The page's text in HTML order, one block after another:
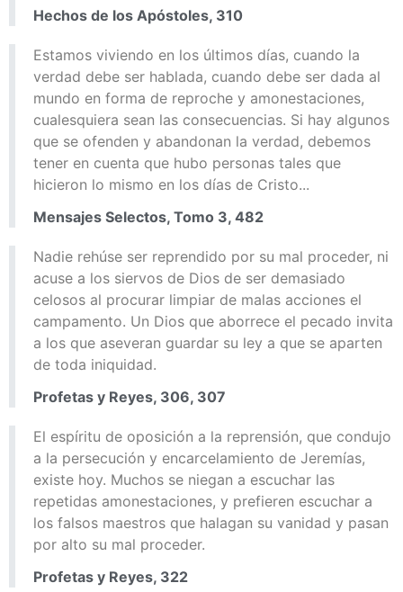
Hechos de los Apóstoles, 310
Estamos viviendo en los últimos días, cuando la
verdad debe ser hablada, cuando debe ser dada al
mundo en forma de reproche y amonestaciones,
cualesquiera sean las consecuencias. Si hay algunos
que se ofenden y abandonan la verdad, debemos
tener en cuenta que hubo personas tales que
hicieron lo mismo en los días de Cristo...
Mensajes Selectos, Tomo 3, 482
Nadie rehúse ser reprendido por su mal proceder, ni
acuse a los siervos de Dios de ser demasiado
celosos al procurar limpiar de malas acciones el
campamento. Un Dios que aborrece el pecado invita
a los que aseveran guardar su ley a que se aparten
de toda iniquidad.
Profetas y Reyes, 306, 307
El espíritu de oposición a la reprensión, que condujo
a la persecución y encarcelamiento de Jeremías,
existe hoy. Muchos se niegan a escuchar las
repetidas amonestaciones, y prefieren escuchar a
los falsos maestros que halagan su vanidad y pasan
por alto su mal proceder.
Profetas y Reyes, 322